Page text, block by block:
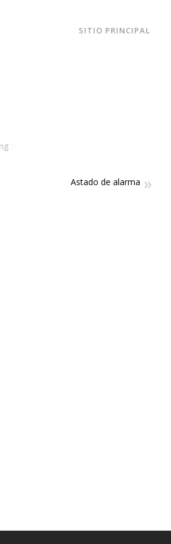
SITIO PRINCIPAL
Astado de alarma